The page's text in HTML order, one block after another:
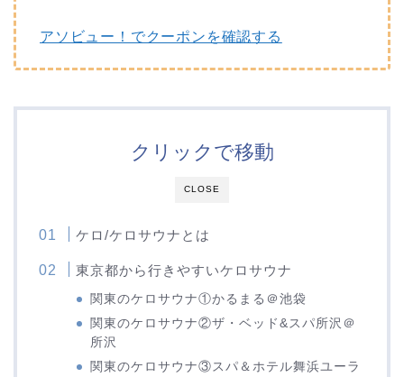
アソビュー！でクーポンを確認する
CLOSE
クリックで移動
ケロ/ケロサウナとは
東京都から行きやすいケロサウナ
関東のケロサウナ①かるまる＠池袋
関東のケロサウナ②ザ・ベッド&スパ所沢＠
所沢
関東のケロサウナ③スパ＆ホテル舞浜ユーラ